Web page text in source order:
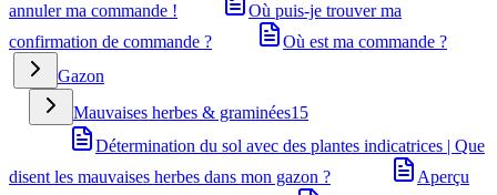
annuler ma commande !
Où puis-je trouver ma
confirmation de commande ?
Où est ma commande ?
Gazon
Mauvaises herbes & graminées15
Détermination du sol avec des plantes indicatrices | Que
disent les mauvaises herbes dans mon gazon ?
Aperçu